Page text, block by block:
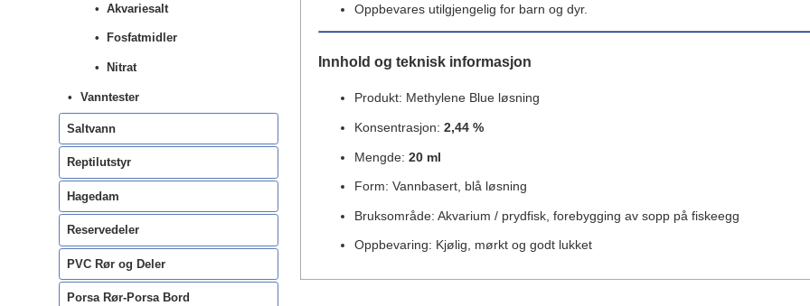
Oppbevares utilgjengelig for barn og dyr.
Innhold og teknisk informasjon
Produkt: Methylene Blue løsning
Konsentrasjon:2,44 %
Mengde:20 ml
Form: Vannbasert, blå løsning
Bruksområde: Akvarium / prydfisk, forebygging av sopp på fiskeegg
Oppbevaring: Kjølig, mørkt og godt lukket
Akvariesalt
Fosfatmidler
Nitrat
Vanntester
Saltvann
Reptilutstyr
Hagedam
Reservedeler
PVC Rør og Deler
Porsa Rør-Porsa Bord